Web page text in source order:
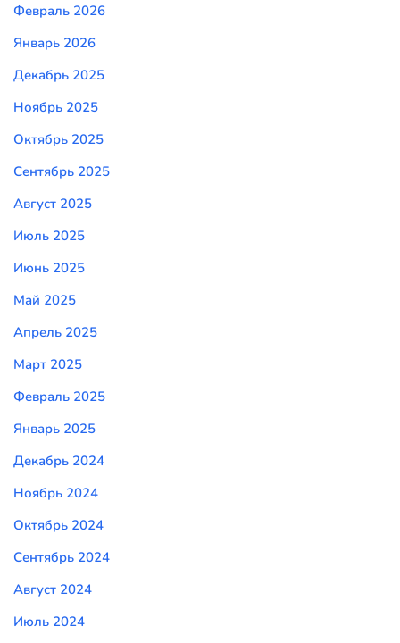
Февраль 2026
Январь 2026
Декабрь 2025
Ноябрь 2025
Октябрь 2025
Сентябрь 2025
Август 2025
Июль 2025
Июнь 2025
Май 2025
Апрель 2025
Март 2025
Февраль 2025
Январь 2025
Декабрь 2024
Ноябрь 2024
Октябрь 2024
Сентябрь 2024
Август 2024
Июль 2024